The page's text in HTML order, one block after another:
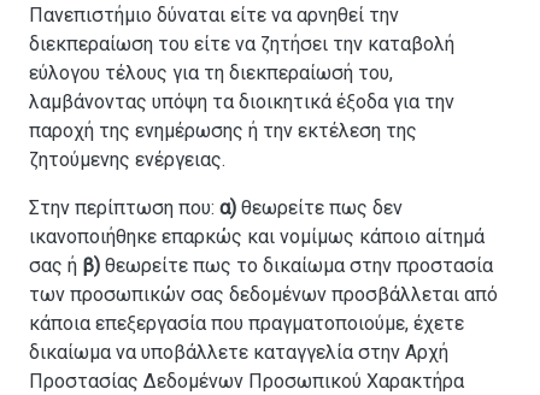
Πανεπιστήμιο δύναται είτε να αρνηθεί την
διεκπεραίωση του είτε να ζητήσει την καταβολή
εύλογου τέλους για τη διεκπεραίωσή του,
λαμβάνοντας υπόψη τα διοικητικά έξοδα για την
παροχή της ενημέρωσης ή την εκτέλεση της
ζητούμενης ενέργειας.
Στην περίπτωση που: α) θεωρείτε πως δεν
ικανοποιήθηκε επαρκώς και νομίμως κάποιο αίτημά
σας ή β) θεωρείτε πως το δικαίωμα στην προστασία
των προσωπικών σας δεδομένων προσβάλλεται από
κάποια επεξεργασία που πραγματοποιούμε, έχετε
δικαίωμα να υποβάλλετε καταγγελία στην Αρχή
Προστασίας Δεδομένων Προσωπικού Χαρακτήρα